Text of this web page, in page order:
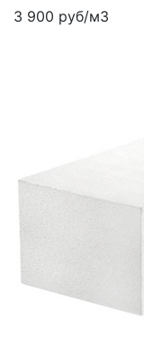
3 900 руб/м3